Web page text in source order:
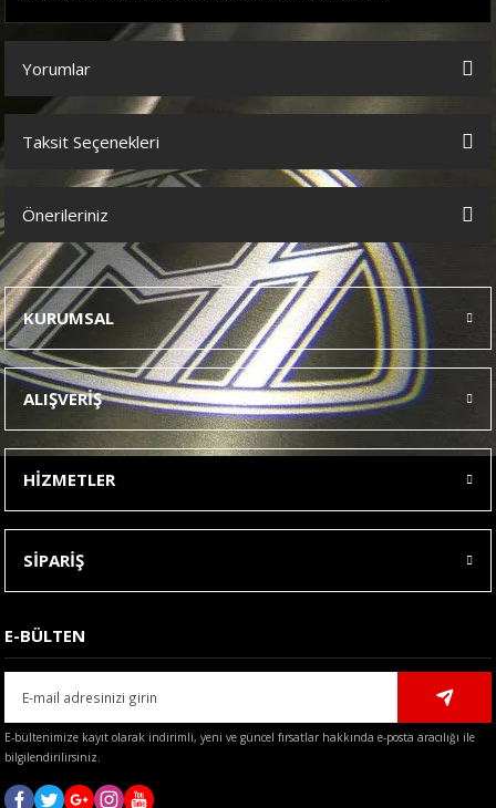
Yorumlar
Bu ürüne ilk yorumu siz yapın!
Taksit Seçenekleri
Önerileriniz
Bu ürünün fiyat bilgisi, resim, ürün açıklamalarında ve diğer
konularda yetersiz gördüğünüz noktaları öneri formunu kullanarak
tarafımıza iletebilirsiniz.
Görüş ve önerileriniz için teşekkür ederiz.
Ürün resmi kalitesiz, bozuk veya görüntülenemiyor.
Ürün açıklamasında eksik bilgiler bulunuyor.
Ürün bilgilerinde hatalar bulunuyor.
Ürün fiyatı diğer sitelerden daha pahalı.
Bu ürüne benzer farklı alternatifler olmalı.
Gönder
KURUMSAL
ALIŞVERİŞ
HİZMETLER
SİPARİŞ
E-BÜLTEN
E-bültenimize kayıt olarak indirimli, yeni ve güncel fırsatlar hakkında e-posta aracılığı ile
bilgilendirilirsiniz.